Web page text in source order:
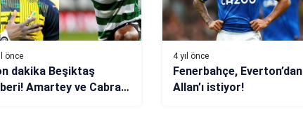
önce
dakika Beşiktaş
Amartey ve Cabral
4 yıl önce
Fenerbahçe, Everton’dan
Allan’ı istiyor!